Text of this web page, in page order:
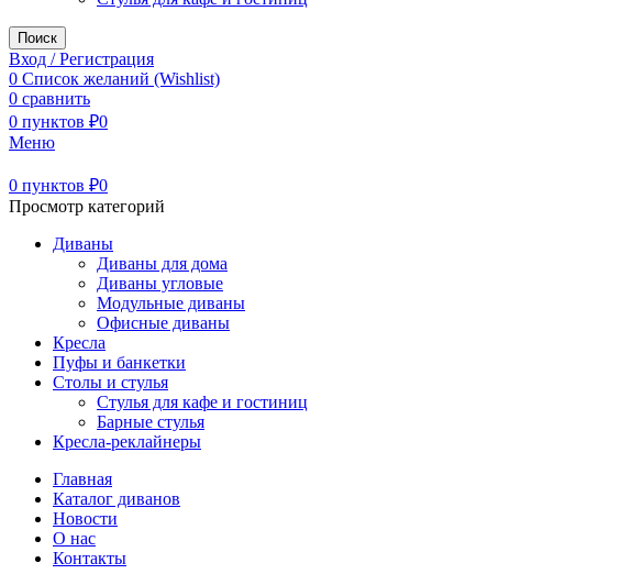
Поиск
Вход / Регистрация
0 Список желаний (Wishlist)
0 сравнить
0 пунктов ₽0
Меню
0 пунктов ₽0
Просмотр категорий
Диваны
Диваны для дома
Диваны угловые
Модульные диваны
Офисные диваны
Кресла
Пуфы и банкетки
Столы и стулья
Стулья для кафе и гостиниц
Барные стулья
Кресла-реклайнеры
Главная
Каталог диванов
Новости
О нас
Контакты